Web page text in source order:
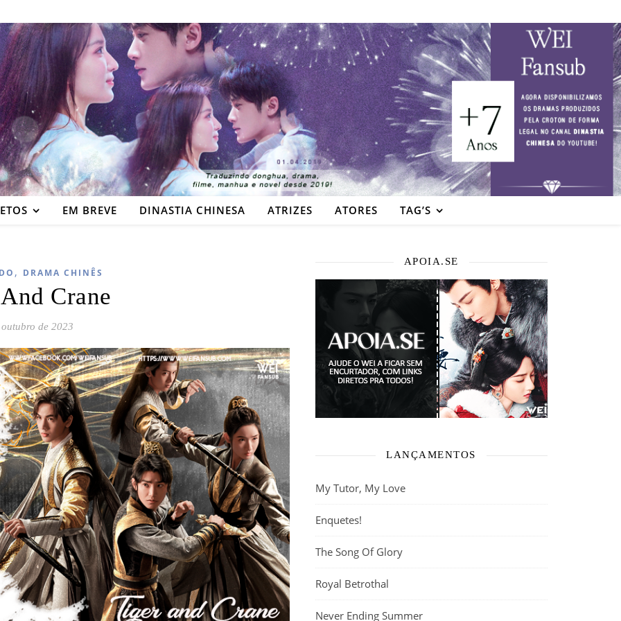
EM BREVE DINASTIA CHINESA ATRIZES ATORES TAG’S
, DRAMA CHINÊS
Crane
de 2023
APOIA.SE
LANÇAMENTOS
My Tutor, My Love
Enquetes!
The Song Of Glory
Royal Betrothal
Never Ending Summer